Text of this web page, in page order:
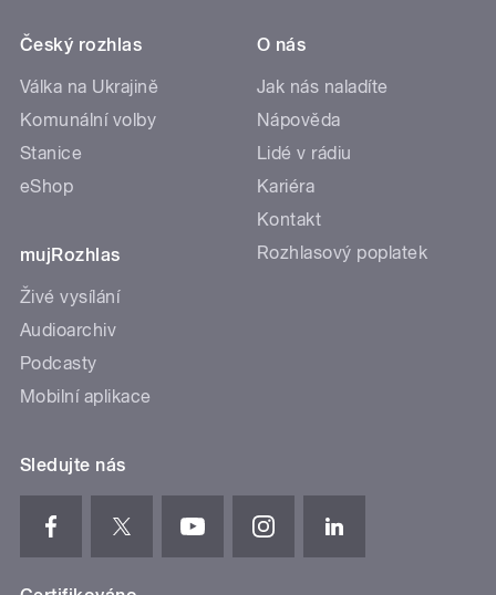
Český rozhlas
Válka na Ukrajině
Komunální volby
Stanice
eShop
mujRozhlas
Živé vysílání
Audioarchiv
Podcasty
Mobilní aplikace
O nás
Jak nás naladíte
Nápověda
Lidé v rádiu
Kariéra
Kontakt
Rozhlasový poplatek
Sledujte nás